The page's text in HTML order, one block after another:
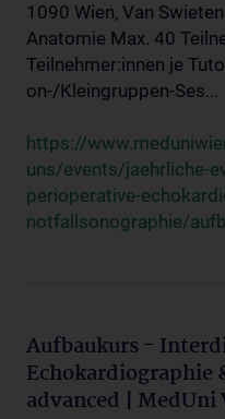
1090 Wien, Van
Anatomie Max. 40
Teilnehmer:innen je
on-/Kleingruppen-Ses...
https://
uns/events/jaehrliche-
perioperative-
notfallsonographie/
Aufbaukurs -
advanced | MedUni